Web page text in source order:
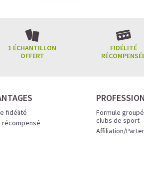
1 ÉCHANTILLON
OFFERT
FIDÉLITÉ
fidélité
récompensé
Formule
clubs de sport
Affiliation/